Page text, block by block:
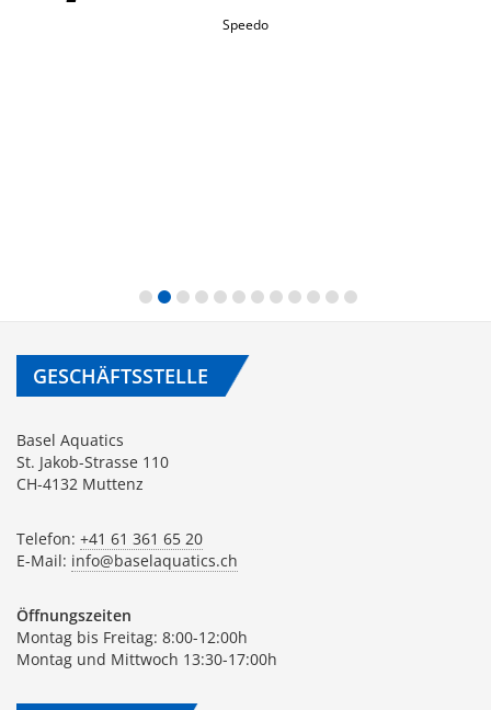
Speedo
GESCHÄFTSSTELLE
Basel Aquatics
St. Jakob-Strasse 110
CH-4132 Muttenz
Telefon: +41 61 361 65 20
E-Mail: info@baselaquatics.ch
Öffnungszeiten
Montag bis Freitag: 8:00-12:00h
Montag und Mittwoch 13:30-17:00h